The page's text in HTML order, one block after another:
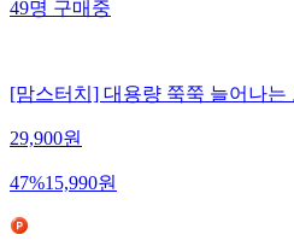
49명구매중
[맘스터치] 대용량 쭉쭉 늘어나는
29,900원
47%15,990원